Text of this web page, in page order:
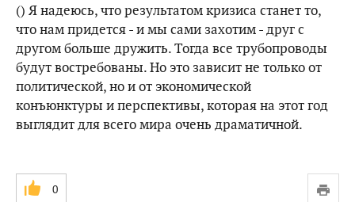
() Я надеюсь, что результатом кризиса станет то,
что нам придется - и мы сами захотим - друг с
другом больше дружить. Тогда все трубопроводы
будут востребованы. Но это зависит не только от
политической, но и от экономической
конъюнктуры и перспективы, которая на этот год
выглядит для всего мира очень драматичной.
0